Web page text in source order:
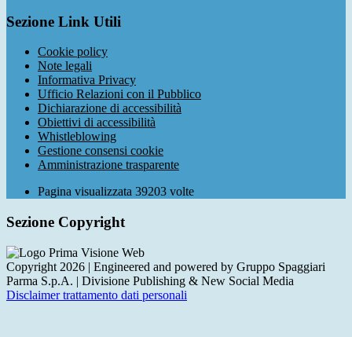
Sezione Link Utili
Cookie policy
Note legali
Informativa Privacy
Ufficio Relazioni con il Pubblico
Dichiarazione di accessibilità
Obiettivi di accessibilità
Whistleblowing
Gestione consensi cookie
Amministrazione trasparente
Pagina visualizzata 39203 volte
Sezione Copyright
Copyright 2026 | Engineered and powered by Gruppo Spaggiari
Parma S.p.A. | Divisione Publishing & New Social Media
Disclaimer trattamento dati personali